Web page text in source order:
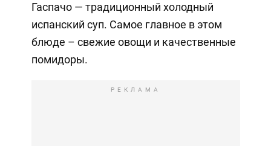
Гаспачо — традиционный холодный
испанский суп. Самое главное в этом
блюде – свежие овощи и качественные
помидоры.
РЕКЛАМА